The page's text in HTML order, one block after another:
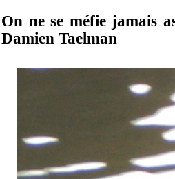
On ne se méfie jamais
Damien Taelman